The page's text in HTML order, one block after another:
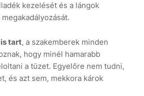
kezelését és a lángok
tart, a szakemberek minden
hogy minél hamarabb
a tüzet. Egyelőre nem tudni,
és azt sem, mekkora károk